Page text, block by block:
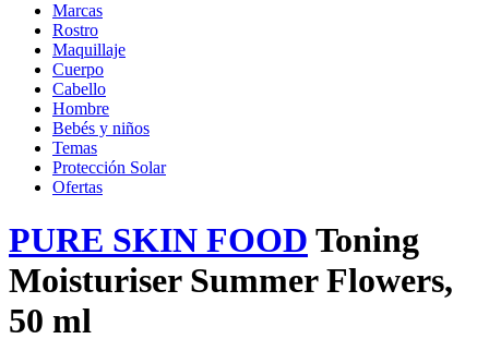
Marcas
Rostro
Maquillaje
Cuerpo
Cabello
Hombre
Bebés y niños
Temas
Protección Solar
Ofertas
PURE SKIN FOOD Toning
Moisturiser Summer Flowers,
50 ml